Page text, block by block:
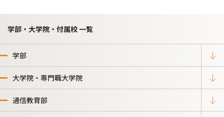
学部・大学院・付属校 一覧
学部
大学院・専門職大学院
通信教育部